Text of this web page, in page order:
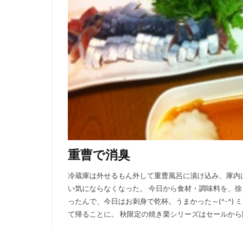
重曹で消臭
冷蔵庫は外せるもん外して重曹風呂に漬け込み、庫
い気にならなくなった。 今日から食材・調味料を、
ったんで、今日はお刺身で乾杯。うまかった～(^-^)
て帰ることに。 秋限定の焼き栗シリーズはセールか